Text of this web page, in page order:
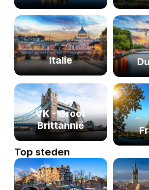
Italie
VK - Groot
Brittannië
Top steden